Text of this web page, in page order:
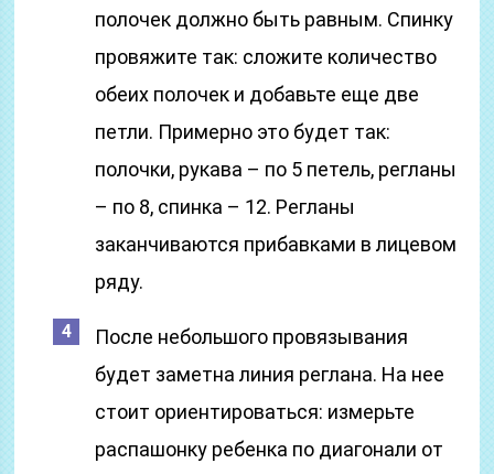
полочек должно быть равным. Спинку
провяжите так: сложите количество
обеих полочек и добавьте еще две
петли. Примерно это будет так:
полочки, рукава – по 5 петель, регланы
– по 8, спинка – 12. Регланы
заканчиваются прибавками в лицевом
ряду.
После небольшого провязывания
будет заметна линия реглана. На нее
стоит ориентироваться: измерьте
распашонку ребенка по диагонали от